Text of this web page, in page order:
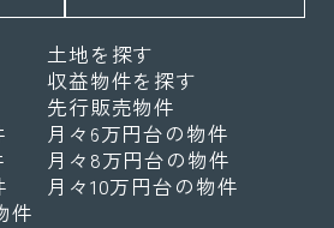
土地を探す
収益物件を探す
先行販売物件
月々6万円台の物件
月々8万円台の物件
月々10万円台の物件
件